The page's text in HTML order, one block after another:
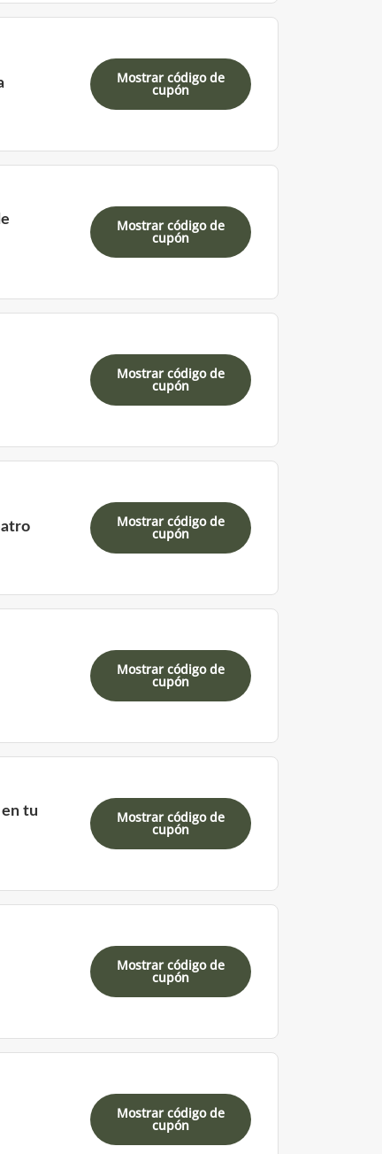
Mostrar código de
cupón
Mostrar código de
cupón
Mostrar código de
cupón
Mostrar código de
cupón
Mostrar código de
cupón
tu
Mostrar código de
cupón
Mostrar código de
cupón
Mostrar código de
cupón